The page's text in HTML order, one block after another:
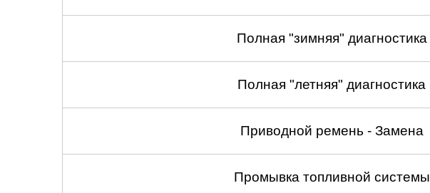
Полная "зимняя" диагностика
Полная "летняя" диагностика
Приводной ремень - Замена
Промывка топливной системы